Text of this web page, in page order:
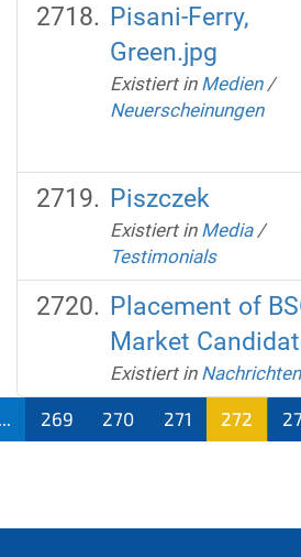
Pisani-Ferry,
Green.jpg
Existiert in Medien /
Neuerscheinungen
Piszczek
Existiert in Media /
Testimonials
Placement of
Market
Existiert in Nachrichten
269 270 271
272